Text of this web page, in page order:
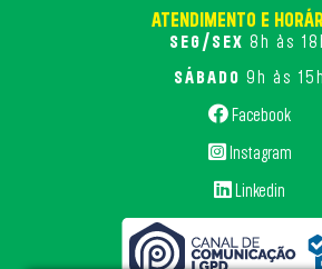
ATENDIMENTO E
SEG/SEX 8h às
SÁBADO 9h às 15h
Facebook
Instagram
Linkedin